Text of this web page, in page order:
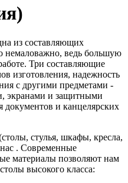
из составляющих
немаловажно, ведь большую
Три составляющие
изготовления, надежность
с другими предметами -
экранами и защитными
документов и канцелярских
стулья, шкафы, кресла,
. Современные
материалы позволяют нам
высокого класса: